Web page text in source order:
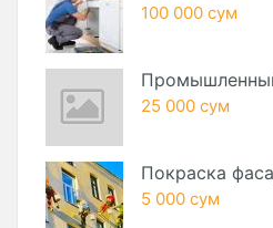
100 000 сум
25 000 сум
Покраска
5 000 сум